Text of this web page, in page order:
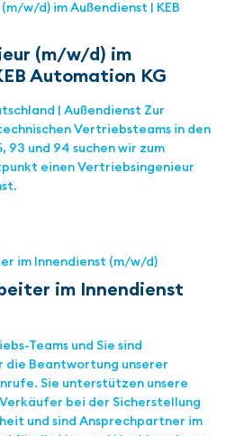
(m/w/d) im
Automation KG
| Außendienst Zur
Vertriebsteams in den
und 94 suchen wir zum
einen Vertriebsingenieur
im Innendienst
Teams und Sie sind
Beantwortung unserer
Sie unterstützen unsere
bei der Sicherstellung
und sind Ansprechpartner im